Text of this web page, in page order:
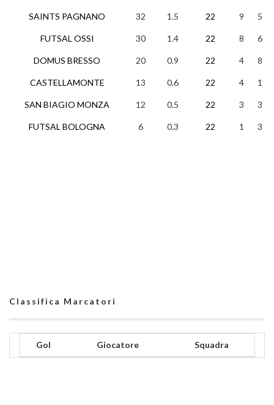
SAINTS PAGNANO
FUTSAL OSSI
DOMUS BRESSO
CASTELLAMONTE
SAN BIAGIO MONZA
FUTSAL BOLOGNA
32 1.5 22 9 5
30 1.4 22 8 6
20 0.9 22 4 8
13 0.6 22 4 1
12 0.5 22 3 3
6 0.3 22 1 3
Classifica Marcatori
Gol Giocatore Squadra